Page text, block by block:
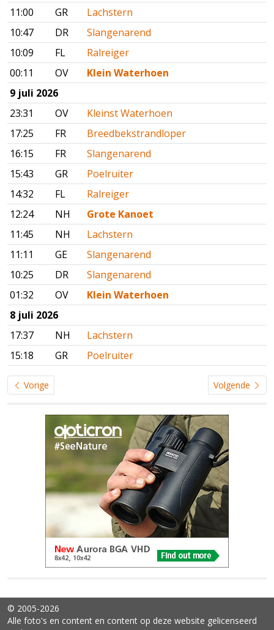
11:00
GR
Lachstern
10:47
DR
Slangenarend
10:09
FL
Ralreiger
00:11
OV
Klein Waterhoen
9 juli 2026
23:31
OV
Kleinst Waterhoen
17:25
FR
Breedbekstrandloper
16:15
FR
Slangenarend
15:43
GR
Poelruiter
14:32
FL
Ralreiger
12:24
NH
Grote Kanoet
11:45
NH
Lachstern
11:11
GE
Slangenarend
10:25
DR
Slangenarend
01:32
OV
Klein Waterhoen
8 juli 2026
17:37
NH
Lachstern
15:18
GR Poelruiter
Vorige Volgende
© 2005-2026
Alle foto's en content en content op deze website gelicenseerd